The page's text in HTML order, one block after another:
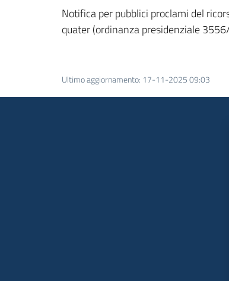
Notifica per pubblici proclami del
quater (ordinanza presidenziale
Ultimo aggiornamento: 17-11-2025 09:03